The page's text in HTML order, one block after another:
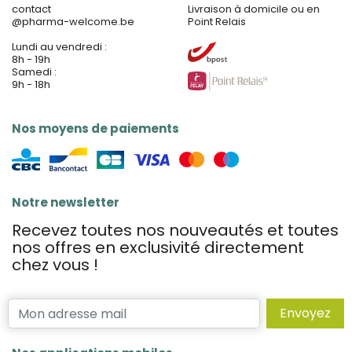
contact
@pharma-welcome.be
Lundi au vendredi :
8h - 19h
Samedi :
9h - 18h
Nos moyens de paiements
Livraison à domicile ou en
Point Relais
Notre newsletter
Recevez toutes nos nouveautés et toutes
nos offres en exclusivité directement
chez vous !
Envoyez